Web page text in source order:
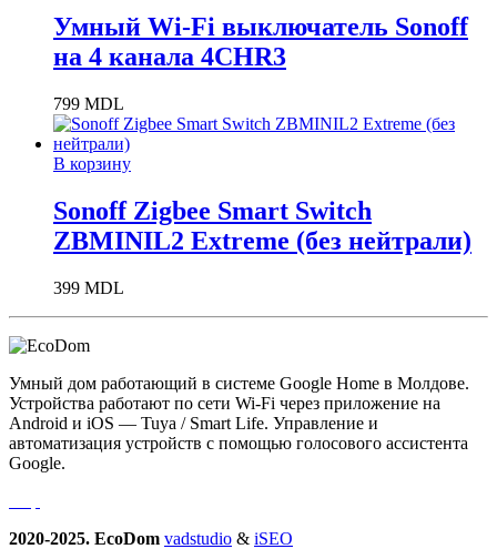
Умный Wi-Fi выключатель Sonoff
на 4 канала 4CHR3
799 MDL
В корзину
Sonoff Zigbee Smart Switch
ZBMINIL2 Extreme (без нейтрали)
399 MDL
Умный дом работающий в системе Google Home в Молдове.
Устройства работают по сети Wi-Fi через приложение на
Android и iOS — Tuya / Smart Life. Управление и
автоматизация устройств с помощью голосового ассистента
Google.
2020-2025. EcoDom vadstudio & iSEO